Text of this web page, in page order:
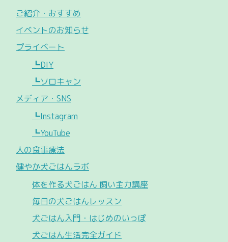
ご紹介・おすすめ
イベントのお知らせ
プライベート
┗DIY
┗ソロキャン
メディア・SNS
┗Instagram
┗YouTube
人の食事療法
健やか犬ごはんラボ
体を作る犬ごはん 飼い主力講座
毎日の犬ごはんレッスン
犬ごはん入門・はじめのいっぽ
犬ごはん生活完全ガイド